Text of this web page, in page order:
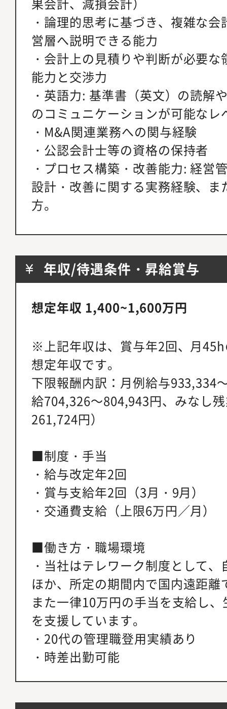
・論理的思考に基づき、複雑な
営層へ説明できる能力
・会計上の見積りや判断が必要
能力と交渉力
・英語力: 基準書（英文）の読解
のコミュニケーションが可能なレ
・M&A関連業務への関与経験
・公認会計士等の資格の保持者
・プロセス構築・改善能力: 経営
設計・改善に関する実務経験、
方。
年収/待遇条件・昇給賞与
想定年収 1,400~1,600万円
※上記年収は、賞与年2回、月
想定年収です。
下限報酬内訳：月例給与933,334
給704,326～804,943円、みなし
261,724円）
■制度・手当
・給与改定年2回
・賞与支給年2回（3月・9月）
・交通費支給（上限6万円／月）
■働き方・職場環境
・当社はテレワーク制度として
ほか、所定の期間内で国内遠距
また一律10万円の手当を支給し
を支援しています。
・20代の管理職登用実績あり
・時差出勤可能